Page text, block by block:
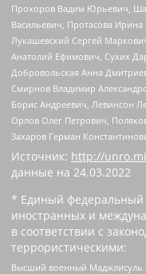
Прохоров Вадим Юрьевич,
Васильевич, Протасова
Лукашевский Сергей
Анатолий Ефимович, Сухих
Добровольская Анна
Смирнов Владимир
Борис Андреевич, Левинсон
Орлов Олег Петрович,
Захаров Герман
Источник: http://
данные на 24.03.2022
* Единый федеральный
иностранных и
в соответствии с
террористическими:
Высший военный